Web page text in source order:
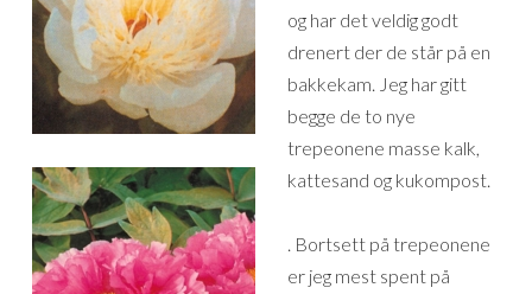
og har det veldig godt
drenert der de står på en
bakkekam. Jeg har gitt
begge de to nye
trepeonene masse kalk,
kattesand og kukompost.
. Bortsett på trepeonene
er jeg mest spent på